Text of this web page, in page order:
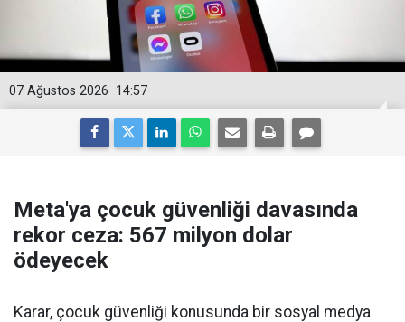
14:57
07 Ağustos 2026
Meta'ya çocuk güvenliği davasında
rekor ceza: 567 milyon dolar
ödeyecek
Karar, çocuk güvenliği konusunda bir sosyal medya